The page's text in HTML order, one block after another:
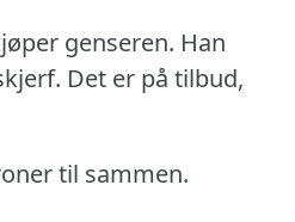
genseren. Han
Det er på tilbud,
til sammen.